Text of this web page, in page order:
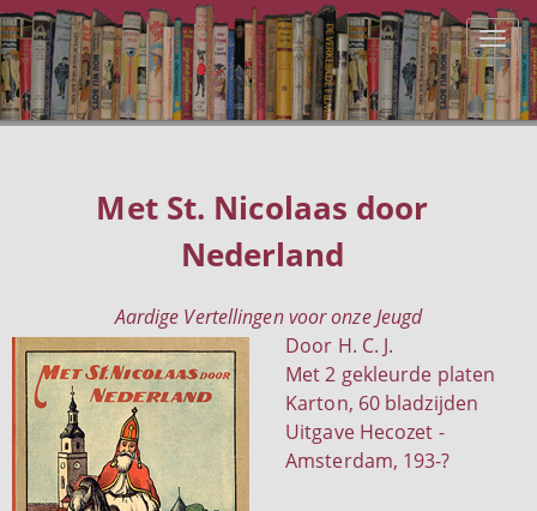
Met St. Nicolaas door
Nederland
Aardige Vertellingen voor onze Jeugd
Door H. C. J.
Met 2 gekleurde platen
Karton, 60 bladzijden
Uitgave Hecozet -
Amsterdam, 193-?